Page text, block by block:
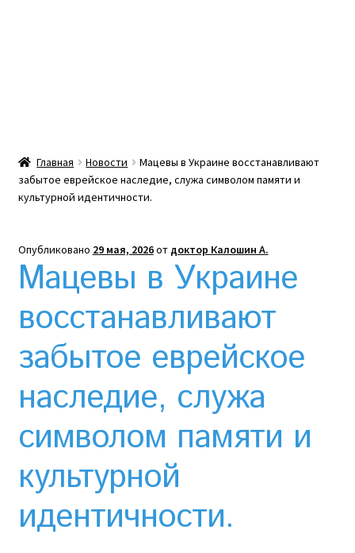
Компания
Корзина
Мой аккаунт
Необычный союз NAnews и Nikk.Agency
Отзывы про Клексан
Оформление заказа
Политика конфиденциальности
Почему интернет-аптеки онлайн плохо приживаются
Главная Новости
Мацевы в Украине восстанавливают
забытое еврейское наследие, служа символом памяти и
культурной идентичности.
Опубликовано 29 мая, 2026от доктор Калошин А.
Мацевы в Украине
восстанавливают
забытое еврейское
наследие, служа
символом памяти и
культурной
идентичности.